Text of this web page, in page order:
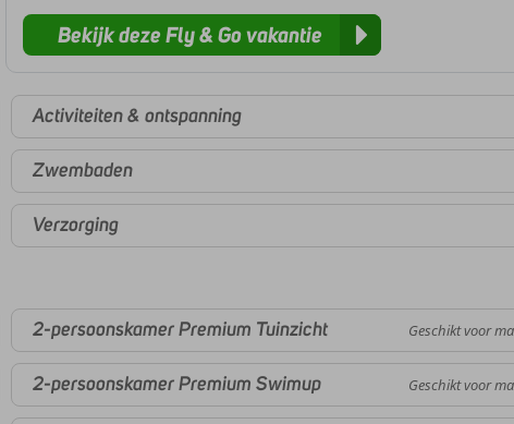
Bekijk deze Fly & Go vakantie
Activiteiten & ontspanning
Zwembaden
Verzorging
2-persoonskamer Premium Tuinzicht Geschikt voor
2-persoonskamer Premium Swimup Geschikt voor